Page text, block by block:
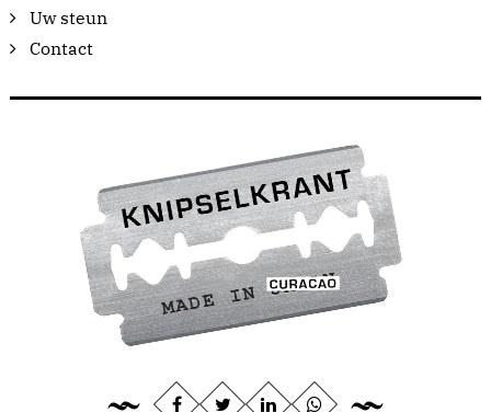
Uw steun
Contact